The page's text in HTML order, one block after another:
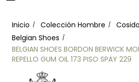
palanca
Inicio Colección Hombre
Belgian Shoes
BELGIAN SHOES BORDON BERWICK
REPELLO GUM OIL 173 PISO SPAY 229